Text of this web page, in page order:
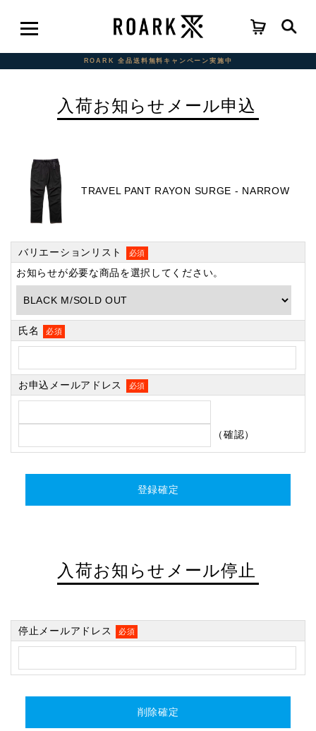
ROARK 全品送料無料キャンペーン実施中
入荷お知らせメール申込
TRAVEL PANT RAYON SURGE - NARROW
バリエーションリスト 必須
お知らせが必要な商品を選択してください。
氏名 必須
お申込メールアドレス 必須
（確認）
入荷お知らせメール停止
停止メールアドレス 必須